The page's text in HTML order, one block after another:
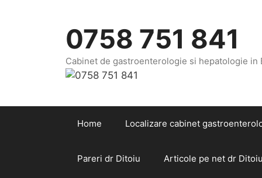
0758 751 841
Cabinet de gastroenterologie si hepatologie in
Home Localizare cabinet
Pareri dr Ditoiu Articole pe net dr Ditoiu